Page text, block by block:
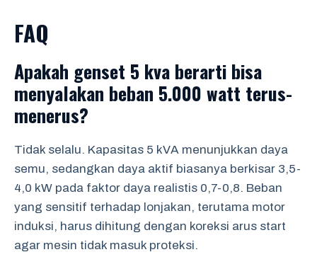
FAQ
Apakah genset 5 kva berarti bisa
menyalakan beban 5.000 watt terus-
menerus?
Tidak selalu. Kapasitas 5 kVA menunjukkan daya
semu, sedangkan daya aktif biasanya berkisar 3,5-
4,0 kW pada faktor daya realistis 0,7-0,8. Beban
yang sensitif terhadap lonjakan, terutama motor
induksi, harus dihitung dengan koreksi arus start
agar mesin tidak masuk proteksi.